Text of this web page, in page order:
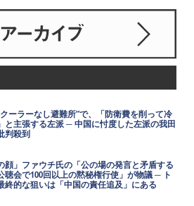
クーラーなし避難所"で、「防衛費を削って冷
と主張する左派 ─ 中国に忖度した左派の我田
判殺到
顔」ファウチ氏の「公の場の発言と矛盾する
聴会で100回以上の黙秘権行使」が物議 ─ ト
終的な狙いは「中国の責任追及」にある